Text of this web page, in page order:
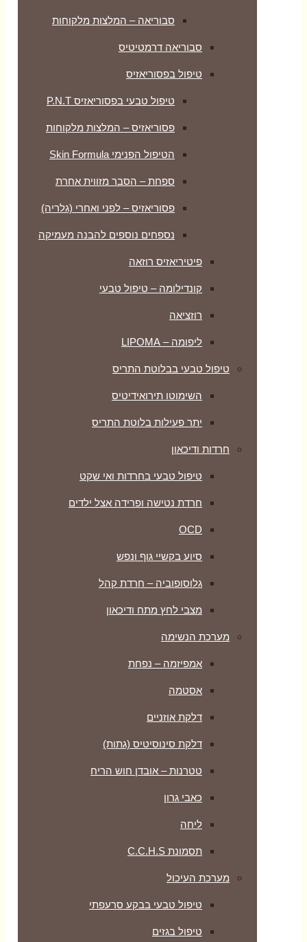
סבוריאה – המלצות מלקוחות
סבוריאה דרמטיטיס
טיפול בפסוריאזיס
טיפול טבעי בפסוריאזיס P.N.T
פסוריאזיס – המלצות מלקוחות
הטיפול הפנימי Skin Formula
ספחת – הסבר מזווית אחרת
פסוריאזיס – לפני ואחרי (גלריה)
נספחים נוספים להבנה מעמיקה
פיטיריאזיס רוזאה
קונדילומה – טיפול טבעי
רוזציאה
ליפומה – LIPOMA
טיפול טבעי בבלוטת התריס
השימוטו תירואידיטיס
יתר פעילות בלוטת התריס
חרדות ודיכאון
טיפול טבעי בחרדות ואי שקט
חרדת נטישה ופרידה אצל ילדים
OCD
סיוע בקשיי גוף ונפש
גלוסופוביה – חרדת קהל
מצבי לחץ מתח ודיכאון
מערכת הנשימה
אמפיזמה – נפחת
אסטמה
דלקת אוזניים
דלקת סינוסיטיס (גתות)
טטרנות – אובדן חוש הריח
כאבי גרון
ליחה
תסמונת C.C.H.S
מערכת העיכול
טיפול טבעי בבקע סרעפתי
טיפול בגזים